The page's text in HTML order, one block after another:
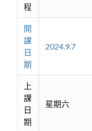
程
開
課
日
期
2024.9.7
上
課
日
期
星期六